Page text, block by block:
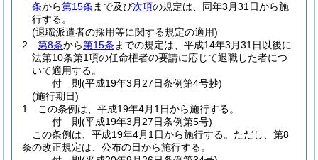
条から第15条 まで及び次項の規定は、同年3月31日から施
行する。
(退職派遣者の採用等に関する規定の適用)
2
第8条から第15条 までの規定は、平成14年3月31日以後に
法第10条第1項の任命権者の要請に応じて退職した者につ
いて適用する。
付 則(平成19年3月27日条例第4号抄)
(施行期日)
1
この条例は、平成19年4月1日から施行する。
付 則(平成19年3月27日条例第5号)
この条例は、平成19年4月1日から施行する。 ただし、第8
条の改正規定は、公布の日から施行する。